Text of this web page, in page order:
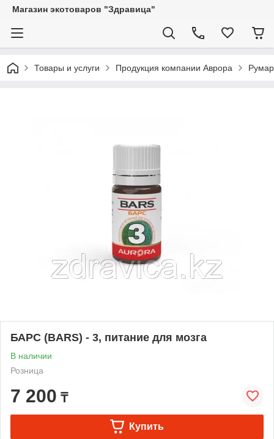
Магазин экотоваров "Здравица"
Товары и услуги Продукция компании Аврора
БАРС (BARS) - 3, питание для мозга
В наличии
Розница
7 200 ₸
Купить